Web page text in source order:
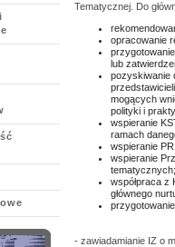
Tematycznej. Do
opracowanie
lub
pozyskiwanie
mogących
polityki i
wspieranie
ramach
wspieranie
wspieranie
tematycznych;
współpraca z
głównego
- zawiadamianie IZ o